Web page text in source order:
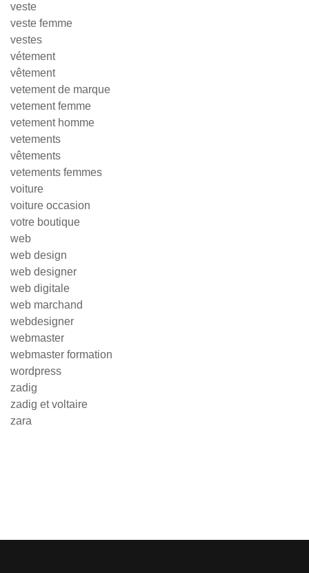
veste
veste femme
vestes
vétement
vêtement
vetement de marque
vetement femme
vetement homme
vetements
vêtements
vetements femmes
voiture
voiture occasion
votre boutique
web
web design
web designer
web digitale
web marchand
webdesigner
webmaster
webmaster formation
wordpress
zadig
zadig et voltaire
zara